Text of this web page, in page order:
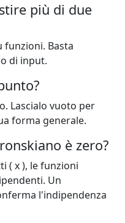
più di due
funzioni. Basta
di input.
Lascialo vuoto per
forma generale.
è zero?
( x ), le funzioni
Un
l'indipendenza